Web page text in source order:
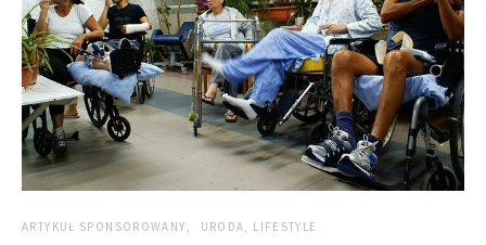
ARTYKUŁ SPONSOROWANY URODA, LIFESTYLE